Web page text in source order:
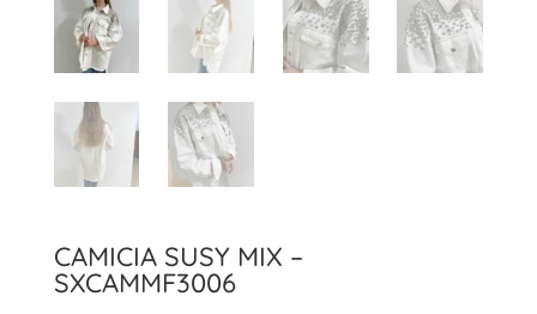
CAMICIA SUSY MIX –
SXCAMMF3006